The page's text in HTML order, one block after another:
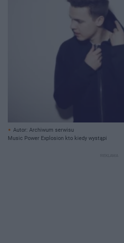
Autor: Archiwum serwisu
Music Power Explosion kto kiedy wystąpi